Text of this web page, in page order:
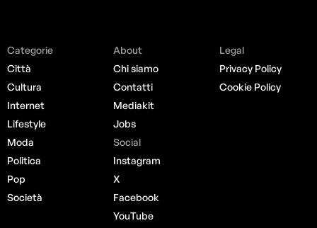
Categorie
Città
Cultura
Internet
Lifestyle
Moda
Politica
Pop
Società
About
Chi siamo
Contatti
Mediakit
Jobs
Social
Instagram
X
Facebook
YouTube
Legal
Privacy Policy
Cookie Policy